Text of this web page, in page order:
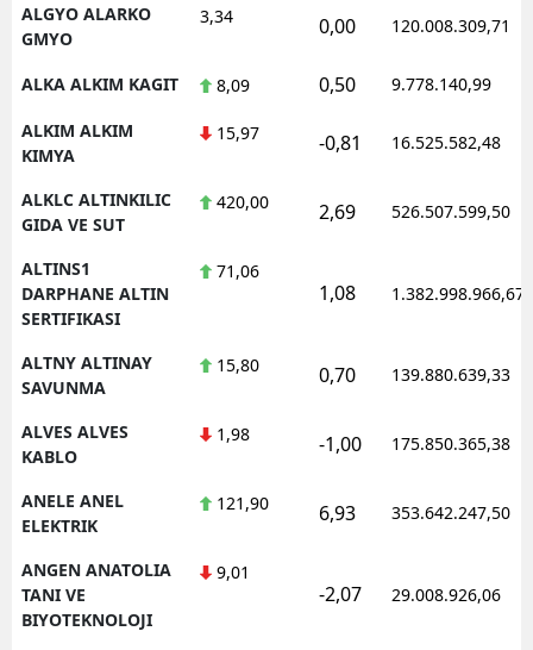
Kırıkkale
Batman
Bartın
Yalova
Osmaniye
ALGYO ALARKO
GMYO
3,34 0,00 120.008.309,71
ALKA ALKIM KAGIT 8,09 0,50 9.778.140,99
ALKIM ALKIM
KIMYA
15,97 -0,81 16.525.582,48
ALKLC ALTINKILIC
GIDA VE SUT
420,00 2,69 526.507.599,50
ALTINS1
DARPHANE ALTIN
SERTIFIKASI
71,06
1,08 1.382.998.966,67
ALTNY ALTINAY
SAVUNMA
15,80 0,70 139.880.639,33
ALVES ALVES
KABLO
1,98 -1,00 175.850.365,38
ANELE ANEL
ELEKTRIK
121,90 6,93 353.642.247,50
ANGEN ANATOLIA
TANI VE
BIYOTEKNOLOJI
9,01
-2,07 29.008.926,06